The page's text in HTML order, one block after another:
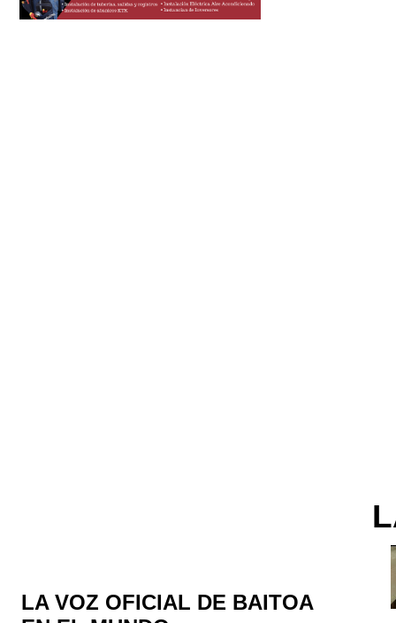
LA VOZ OFICIAL DE BAITOA